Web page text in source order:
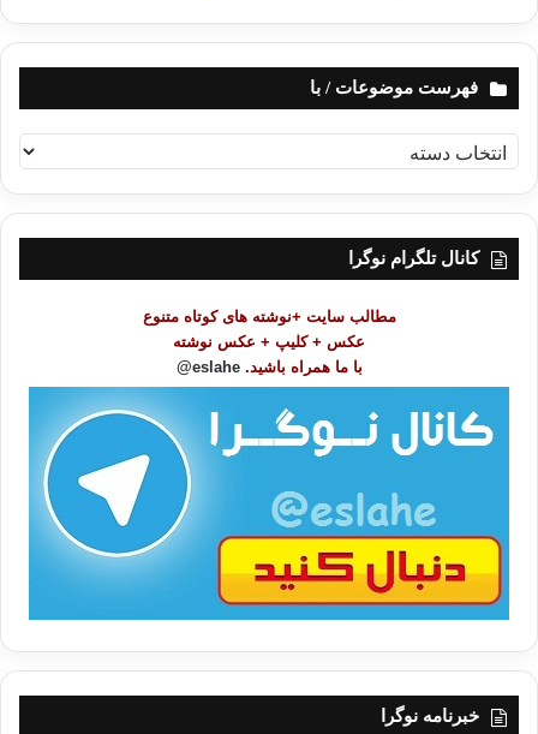
فهرست موضوعات / با
ه
ر
کانال تلگرام نوگرا
مطالب سایت +نوشته های کوتاه متنوع
عکس + کلیپ + عکس نوشته
با ما همراه باشید. eslahe@
خبرنامه نوگرا